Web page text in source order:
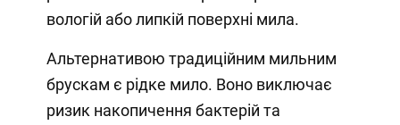
вологій або липкій поверхні мила.
Альтернативою традиційним мильним
брускам є рідке мило. Воно виключає
ризик накопичення бактерій та